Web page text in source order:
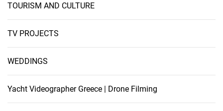
TOURISM AND CULTURE
TV PROJECTS
WEDDINGS
Yacht Videographer Greece | Drone Filming